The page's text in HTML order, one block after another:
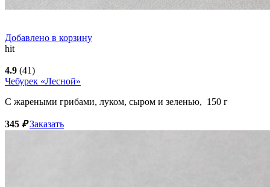
Добавлено в корзину
hit
4.9 (41)
Чебурек «Лесной»
С жареными грибами, луком, сыром и зеленью, 150 г
345 ₽ Заказать